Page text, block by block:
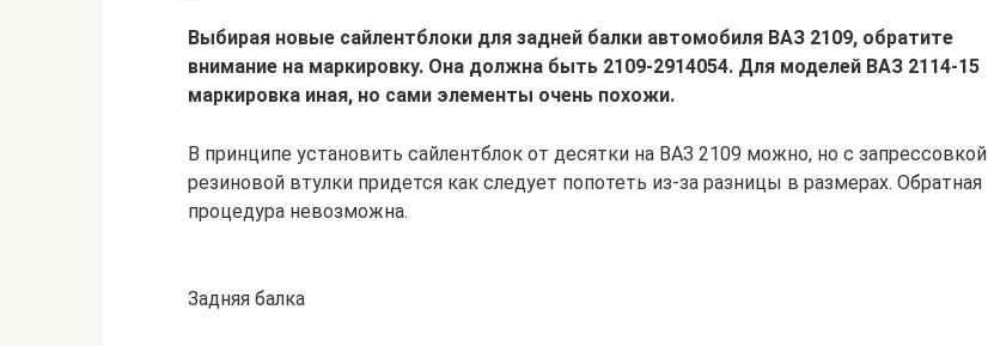
Выбирая новые сайлентблоки для задней балки автомобиля ВАЗ 2109, обратите
внимание на маркировку. Она должна быть 2109-2914054. Для моделей ВАЗ 2114-15
маркировка иная, но сами элементы очень похожи.
В принципе установить сайлентблок от десятки на ВАЗ 2109 можно, но с запрессовкой
резиновой втулки придется как следует попотеть из-за разницы в размерах. Обратная
процедура невозможна.
Задняя балка